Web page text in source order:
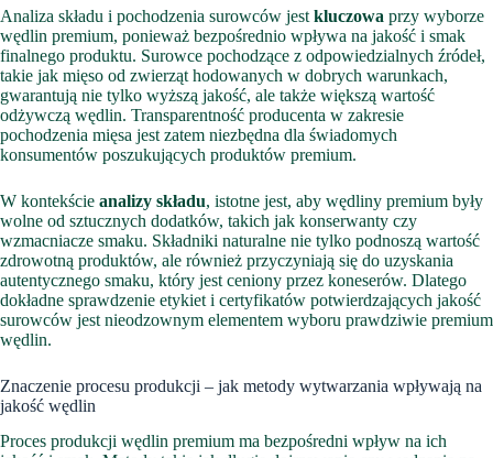
Analiza składu i pochodzenia surowców jest kluczowa przy wyborze
wędlin premium, ponieważ bezpośrednio wpływa na jakość i smak
finalnego produktu. Surowce pochodzące z odpowiedzialnych źródeł,
takie jak mięso od zwierząt hodowanych w dobrych warunkach,
gwarantują nie tylko wyższą jakość, ale także większą wartość
odżywczą wędlin. Transparentność producenta w zakresie
pochodzenia mięsa jest zatem niezbędna dla świadomych
konsumentów poszukujących produktów premium.
W kontekście analizy składu, istotne jest, aby wędliny premium były
wolne od sztucznych dodatków, takich jak konserwanty czy
wzmacniacze smaku. Składniki naturalne nie tylko podnoszą wartość
zdrowotną produktów, ale również przyczyniają się do uzyskania
autentycznego smaku, który jest ceniony przez koneserów. Dlatego
dokładne sprawdzenie etykiet i certyfikatów potwierdzających jakość
surowców jest nieodzownym elementem wyboru prawdziwie premium
wędlin.
Znaczenie procesu produkcji – jak metody wytwarzania wpływają na
jakość wędlin
Proces produkcji wędlin premium ma bezpośredni wpływ na ich